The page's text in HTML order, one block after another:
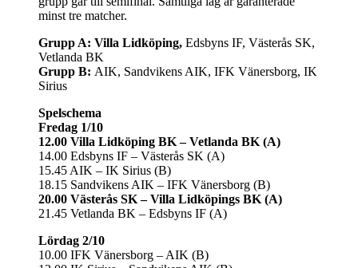
minst tre matcher.
Grupp A: Villa Lidköping, Edsbyns IF, Västerås SK,
Vetlanda BK
Grupp B: AIK, Sandvikens AIK, IFK Vänersborg, IK
Sirius
Spelschema
Fredag 1/10
12.00 Villa Lidköping BK – Vetlanda BK (A)
14.00 Edsbyns IF – Västerås SK (A)
15.45 AIK – IK Sirius (B)
18.15 Sandvikens AIK – IFK Vänersborg (B)
20.00 Västerås SK – Villa Lidköpings BK (A)
21.45 Vetlanda BK – Edsbyns IF (A)
Lördag 2/10
10.00 IFK Vänersborg – AIK (B)